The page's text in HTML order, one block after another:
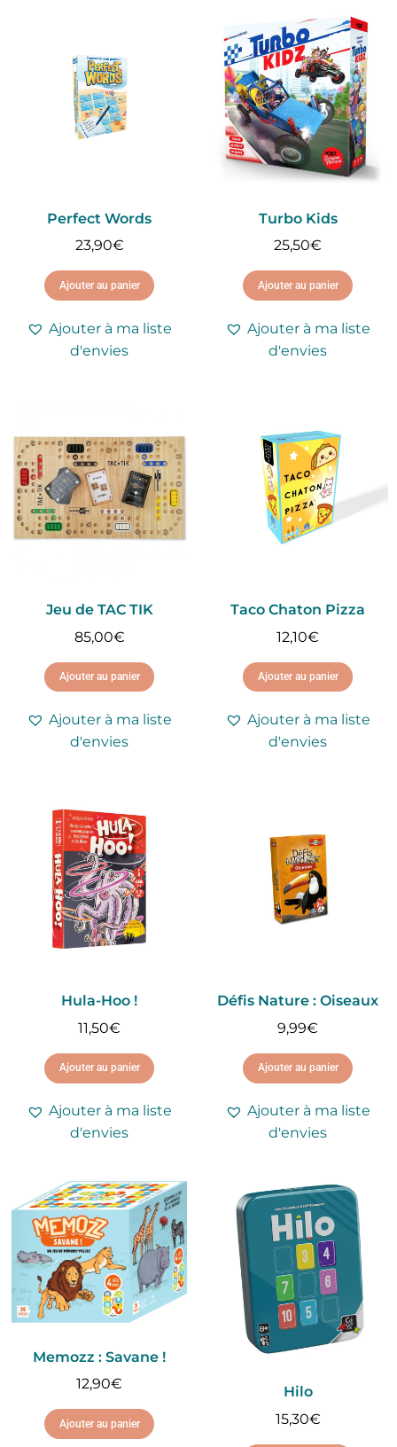
Perfect Words
23,90€
Ajouter au panier
Ajouter à ma liste
d'envies
Turbo Kids
25,50€
Ajouter au panier
Ajouter à ma liste
d'envies
Jeu de TAC TIK
85,00€
Ajouter au panier
Ajouter à ma liste
d'envies
Taco Chaton Pizza
12,10€
Ajouter au panier
Ajouter à ma liste
d'envies
Hula-Hoo !
11,50€
Ajouter au panier
Ajouter à ma liste
d'envies
Défis Nature : Oiseaux
9,99€
Ajouter au panier
Ajouter à ma liste
d'envies
Memozz : Savane !
12,90€
Ajouter au panier
Hilo
15,30€